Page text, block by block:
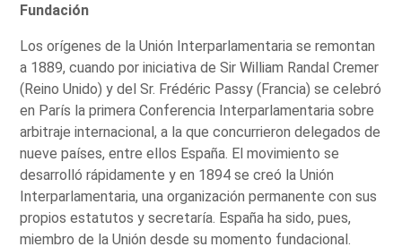
Fundación
Los orígenes de la Unión Interparlamentaria se remontan
a 1889, cuando por iniciativa de Sir William Randal Cremer
(Reino Unido) y del Sr. Frédéric Passy (Francia) se celebró
en París la primera Conferencia Interparlamentaria sobre
arbitraje internacional, a la que concurrieron delegados de
nueve países, entre ellos España. El movimiento se
desarrolló rápidamente y en 1894 se creó la Unión
Interparlamentaria, una organización permanente con sus
propios estatutos y secretaría. España ha sido, pues,
miembro de la Unión desde su momento fundacional.